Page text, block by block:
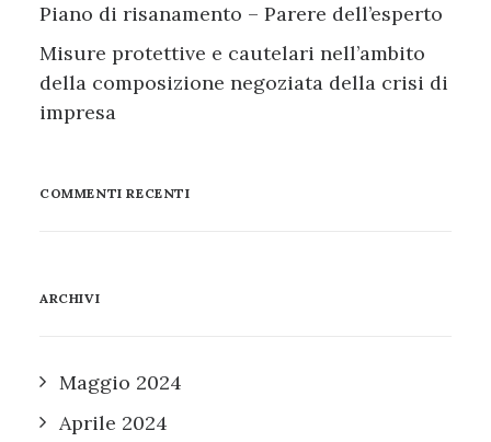
Piano di risanamento – Parere dell’esperto
Misure protettive e cautelari nell’ambito
della composizione negoziata della crisi di
impresa
COMMENTI RECENTI
ARCHIVI
Maggio 2024
Aprile 2024